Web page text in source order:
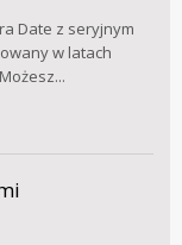
Date z seryjnym
w latach